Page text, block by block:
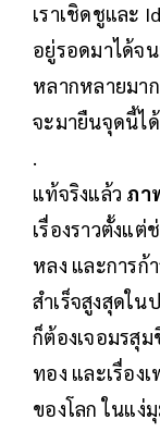
เราเชิดชูและ
อยู่รอดมาได้จ
หลากหลายมา
จะมายืนจุดนี้ไ
.
แท้จริงแล้ว ภา
เรื่องราวตั้งแต่
หลง และการ
สำเร็จสูงสุดใ
ก็ต้องเจอมรสุม
ทอง และเรื่อง
ของโลก ในแง่